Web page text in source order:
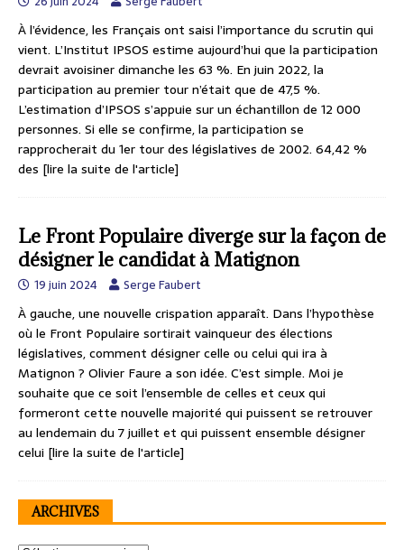
À l’évidence, les Français ont saisi l’importance du scrutin qui
vient. L’Institut IPSOS estime aujourd’hui que la participation
devrait avoisiner dimanche les 63 %. En juin 2022, la
participation au premier tour n’était que de 47,5 %.
L’estimation d’IPSOS s’appuie sur un échantillon de 12 000
personnes. Si elle se confirme, la participation se
rapprocherait du 1er tour des législatives de 2002. 64,42 %
des [lire la suite de l'article]
Le Front Populaire diverge sur la façon de
désigner le candidat à Matignon
19 juin 2024 Serge Faubert
À gauche, une nouvelle crispation apparaît. Dans l’hypothèse
où le Front Populaire sortirait vainqueur des élections
législatives, comment désigner celle ou celui qui ira à
Matignon ? Olivier Faure a son idée. C’est simple. Moi je
souhaite que ce soit l’ensemble de celles et ceux qui
formeront cette nouvelle majorité qui puissent se retrouver
au lendemain du 7 juillet et qui puissent ensemble désigner
celui [lire la suite de l'article]
ARCHIVES